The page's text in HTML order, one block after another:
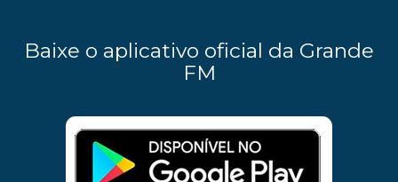
Baixe o aplicativo oficial da Grande
FM